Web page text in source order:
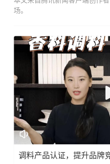
场。
调料产品认证，提升品牌